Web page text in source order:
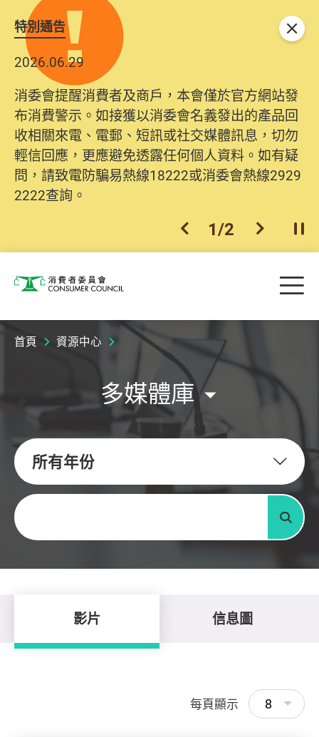
特別通告
2026.06.29
消委會提醒消費者及商戶，本會僅於官方網站發
布消費警示。如接獲以消委會名義發出的產品回
收相關來電、電郵、短訊或社交媒體訊息，切勿
輕信回應，更應避免透露任何個人資料。如有疑
問，請致電防騙易熱線18222或消委會熱線2929
2222查詢。
2025.10.31
為提升使用者體驗及網絡安全，本會的投訴處理
系統已經進行升級及推出新功能。由2025年11月
10日起，消費者需要提供基本聯絡資料（包括姓
名、電郵及電話）註冊帳戶，才可提交投訴、查
詢及建議。所有提交紀錄將清晰整合於帳戶中，
方便日後作出跟進。
上一個
2/2 下一個開
關閉
消費者委員會 目
首頁 資源中心
多媒體庫
所有年份
關鍵字
搜尋
影片 信息圖
每頁顯示 8